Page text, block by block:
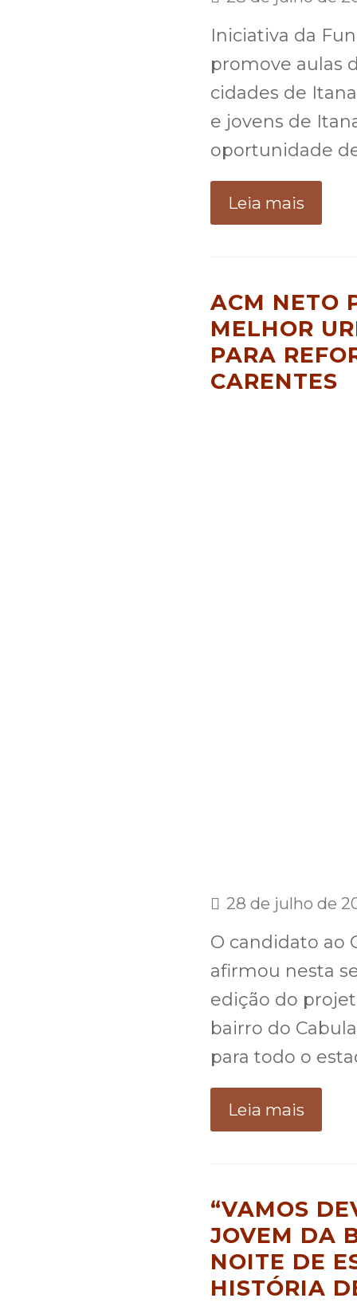
Iniciativa da
promove aulas
cidades de
e jovens de
oportunidade
Leia mais
ACM NETO
MELHOR
PARA
CARENTES
28 de julho de
O candidato ao
afirmou nesta
edição do
bairro do
para todo o
Leia mais
“VAMOS
JOVEM DA
NOITE DE
HISTÓRIA